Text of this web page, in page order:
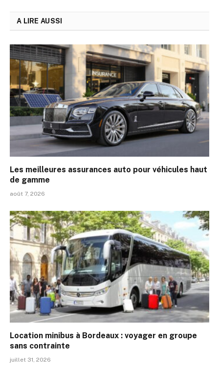
A LIRE AUSSI
Les meilleures assurances auto pour véhicules haut
de gamme
août 7, 2026
Location minibus à Bordeaux : voyager en groupe
sans contrainte
juillet 31, 2026